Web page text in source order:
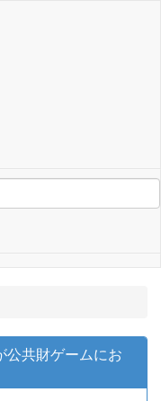
公共財ゲームにお